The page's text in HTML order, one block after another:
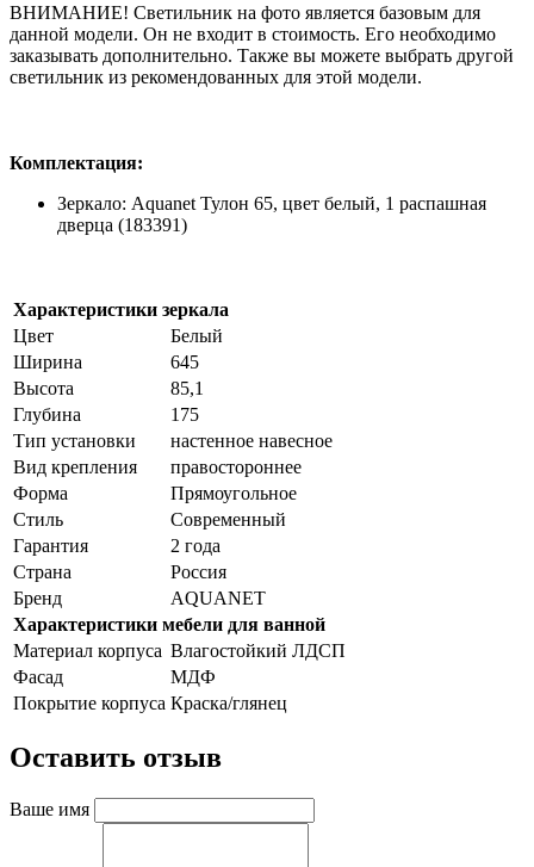
ВНИМАНИЕ! Светильник на фото является базовым для
данной модели. Он не входит в стоимость. Его необходимо
заказывать дополнительно. Также вы можете выбрать другой
светильник из рекомендованных для этой модели.
Комплектация:
Зеркало: Aquanet Тулон 65, цвет белый, 1 распашная
дверца (183391)
Характеристики зеркала
Цвет
Белый
Ширина
645
Высота
85,1
Глубина
175
Тип установки
настенное навесное
Вид крепления
правостороннее
Форма
Прямоугольное
Стиль
Cовременный
Гарантия
2 года
Страна
Россия
Бренд
AQUANET
Характеристики мебели для ванной
Материал корпуса Влагостойкий ЛДСП
Фасад
МДФ
Покрытие корпуса Краска/глянец
Оставить отзыв
Ваше имя